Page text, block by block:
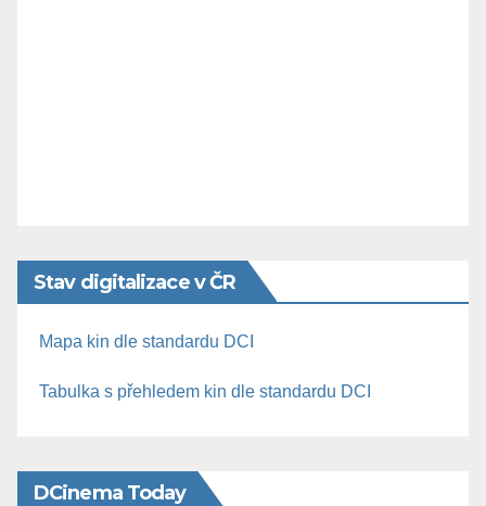
Stav digitalizace v ČR
Mapa kin dle standardu DCI
Tabulka s přehledem kin dle standardu DCI
DCinema Today